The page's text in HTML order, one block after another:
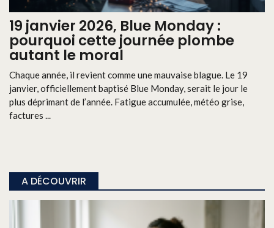
19 janvier 2026, Blue Monday :
pourquoi cette journée plombe
autant le moral
Chaque année, il revient comme une mauvaise blague. Le 19
janvier, officiellement baptisé Blue Monday, serait le jour le
plus déprimant de l’année. Fatigue accumulée, météo grise,
factures ...
A DÉCOUVRIR